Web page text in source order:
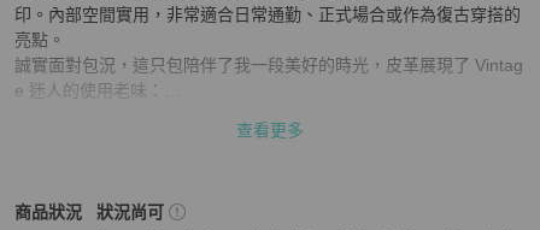
印。內部空間實用，非常適合日常通勤、正式場合或作為復古穿搭的
亮點。
誠實面對包況，這只包陪伴了我一段美好的時光，皮革展現了 Vintag
e 迷人的使用老味：
絕版經典！Cartier 最具代表性的 Must de Cartier 系列古董包。
又不容易撞包。
查看更多
商品狀況
Cartier女包商品狀態與細節
狀況尚可